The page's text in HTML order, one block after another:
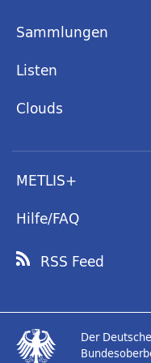
Sammlungen
Listen
Clouds
METLIS+
Hilfe/FAQ
RSS Feed
Der